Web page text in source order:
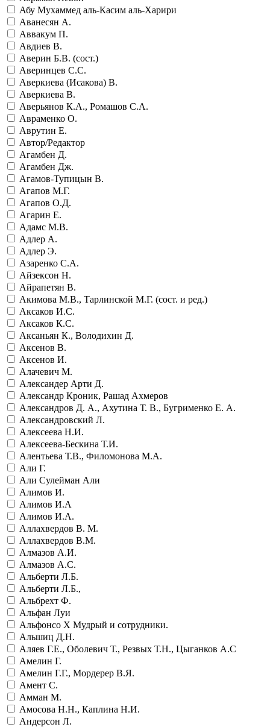
Абу Мухаммед аль-Касим аль-Харири
Аванесян А.
Аввакум П.
Авдиев В.
Аверин Б.В. (сост.)
Аверинцев С.С.
Аверкиева (Исакова) В.
Аверкиева В.
Аверьянов К.А., Ромашов С.А.
Авраменко О.
Аврутин Е.
Автор/Редактор
Агамбен Д.
Агамбен Дж.
Агамов-Тупицын В.
Агапов М.Г.
Агапов О.Д.
Агарин Е.
Адамс М.В.
Адлер А.
Адлер Э.
Азаренко С.А.
Айзексон Н.
Айрапетян В.
Акимова М.В., Тарлинской М.Г. (сост. и ред.)
Аксаков И.С.
Аксаков К.С.
Аксаньян К., Володихин Д.
Аксенов В.
Аксенов И.
Алачевич М.
Александер Арти Д.
Александр Кроник, Рашад Ахмеров
Александров Д. А., Ахутина Т. В., Бугрименко Е. А.
Александровский Л.
Алексеева Н.И.
Алексеева-Бескина Т.И.
Алентьева Т.В., Филомонова М.А.
Али Г.
Али Сулейман Али
Алимов И.
Алимов И.А
Алимов И.А.
Аллахвердов В. М.
Аллахвердов В.М.
Алмазов А.И.
Алмазов А.С.
Альберти Л.Б.
Альберти Л.Б.,
Альбрехт Ф.
Альфан Луи
Альфонсо Х Мудрый и сотрудники.
Альшиц Д.Н.
Аляев Г.Е., Оболевич Т., Резвых Т.Н., Цыганков А.С
Амелин Г.
Амелин Г.Г., Мордерер В.Я.
Амент С.
Амман М.
Амосова Н.Н., Каплина Н.И.
Андерсон Л.